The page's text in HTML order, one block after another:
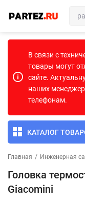
В связи с
товары могут
сайте.
наших
телефонам.
КАТАЛОГ
Главная / Инженерная
Головка
Giacomini